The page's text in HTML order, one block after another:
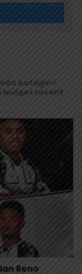
kategori
widget recent
Reno